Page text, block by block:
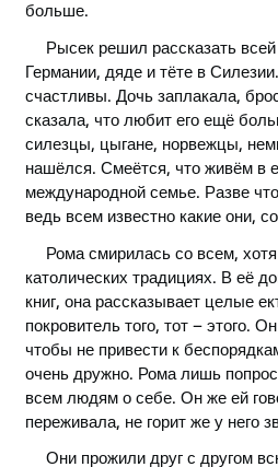
больше.
Рысек решил рассказать
Германии, дяде и тёте в
счастливы. Дочь заплакала,
сказала, что любит его ещё
силезцы, цыгане, норвежцы,
нашёлся. Смеётся, что живём в
международной семье. Разве
ведь всем известно какие они,
Рома смирилась со всем,
католических традициях. В её
книг, она рассказывает целые
покровитель того, тот – этого.
чтобы не привести к
очень дружно. Рома лишь
всем людям о себе. Он же ей
переживала, не горит же у него
Они прожили друг с другом